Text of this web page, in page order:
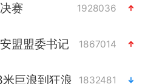
赛 1928036
盟盟委书记 1867014
巨浪到狂浪 1832481